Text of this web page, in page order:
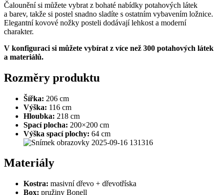
Čalounění si můžete vybrat z bohaté nabídky potahových látek
a barev, takže si postel snadno sladíte s ostatním vybavením ložnice.
Elegantní kovové nožky posteli dodávají lehkost a moderní
charakter.
V konfiguraci si můžete vybírat z více než 300 potahových látek
a materiálů.
Rozměry produktu
Šířka: 206 cm
Výška: 116 cm
Hloubka: 218 cm
Spací plocha: 200×200 cm
Výška spací plochy: 64 cm
Materiály
Kostra: masivní dřevo + dřevotříska
Box: pružiny Bonell